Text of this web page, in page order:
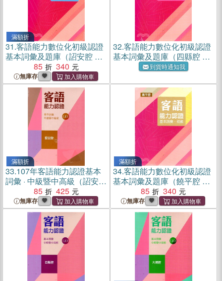
滿額折
31.客語能力數位化初級認證
基本詞彙及題庫（詔安腔 附
85 340
無庫存
32.客語能力數位化初級認證
基本詞彙及題庫（四縣腔 附
到貨時通知我
滿額折
33.107年客語能力認證基本
詞彙 · 中級暨中高級（詔安腔
上、下冊不分售 附USB）
85 425
無庫存
滿額折
34.客語能力數位化初級認證
基本詞彙及題庫（饒平腔 附
85 340
無庫存